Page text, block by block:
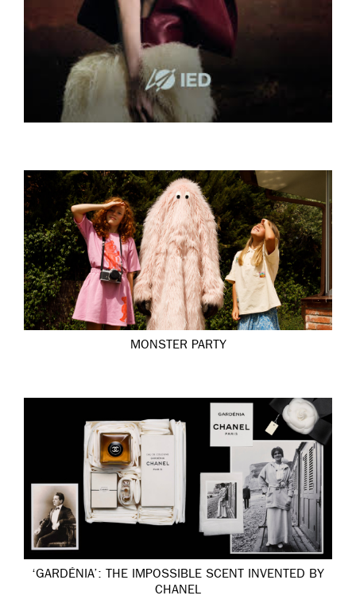
MONSTER PARTY
‘GARDÉNIA’: THE IMPOSSIBLE SCENT INVENTED BY
CHANEL